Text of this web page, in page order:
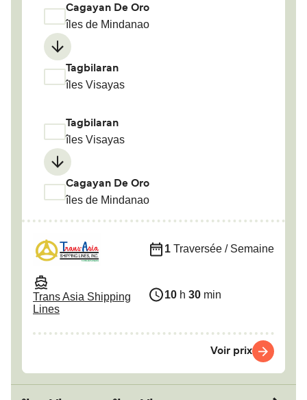
Cagayan De Oro
îles de Mindanao
Tagbilaran
îles Visayas
Tagbilaran
îles Visayas
Cagayan De Oro
îles de Mindanao
Trans Asia Shipping
Lines
1 Traversée / Semaine
10 h 30 min
Voir prix